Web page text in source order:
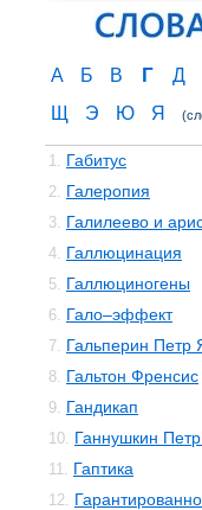
А Б В Г Д
Щ
Э Ю Я
1. Габитус
2. Галеропия
3. Галилеево и
4. Галлюцинация
5. Галлюциногены
6. Гало–эффект
7. Гальперин Петр
8. Гальтон Френсис
9. Гандикап
10. Ганнушкин
11. Гаптика
12.